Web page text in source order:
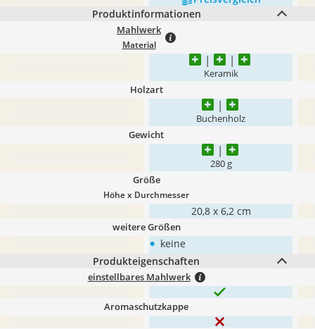
Produktinformationen
Mahlwerk
Material
Keramik
Holzart
Buchenholz
Gewicht
280 g
Größe
Höhe x Durchmesser
20,8 x 6,2 cm
weitere Größen
• keine
Produkteigenschaften
einstellbares Mahlwerk
Aromaschutzkappe